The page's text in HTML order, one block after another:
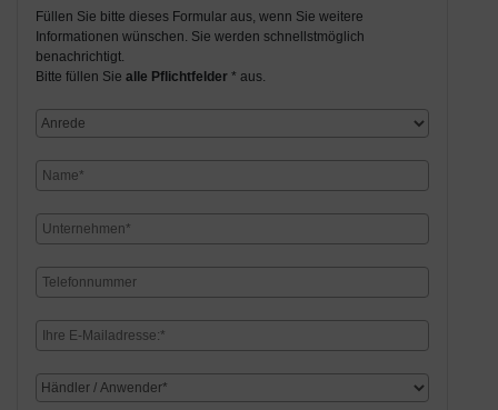
Füllen Sie bitte dieses Formular aus, wenn Sie weitere
Informationen wünschen. Sie werden schnellstmöglich
benachrichtigt.
Bitte füllen Sie alle Pflichtfelder * aus.